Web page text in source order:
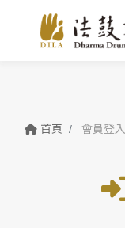
首頁 會員登入